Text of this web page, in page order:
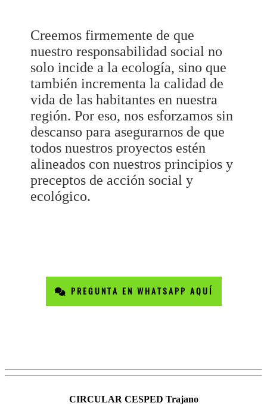
Creemos firmemente de que
nuestro responsabilidad social no
solo incide a la ecología, sino que
también incrementa la calidad de
vida de las habitantes en nuestra
región. Por eso, nos esforzamos sin
descanso para asegurarnos de que
todos nuestros proyectos estén
alineados con nuestros principios y
preceptos de acción social y
ecológico.
PREGUNTA EN WHATSAPP AQUÍ
CIRCULAR CESPED Trajano